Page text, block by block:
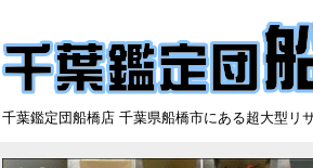
千葉鑑定団船橋店 千葉県船橋市にある超大型